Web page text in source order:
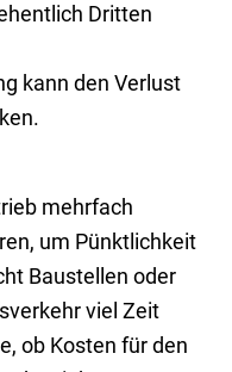
Dritten
kann den Verlust
mehrfach
um Pünktlichkeit
Baustellen oder
viel Zeit
ob Kosten für den